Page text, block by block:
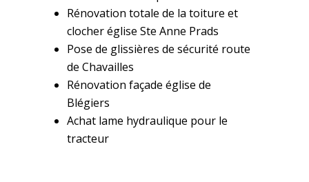
Rénovation totale de la toiture et
clocher église Ste Anne Prads
Pose de glissières de sécurité route
de Chavailles
Rénovation façade église de
Blégiers
Achat lame hydraulique pour le
tracteur